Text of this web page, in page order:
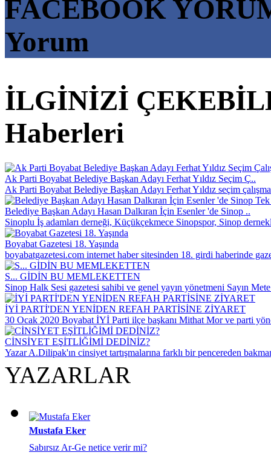
FACEBOOK
Yorum
İLGİNİZİ
Haberleri
Ak Parti Boyabat Belediye Başkan Adayı Ferhat Yıldız Seçim Ç..
Ak Parti Boyabat Belediye Başkan Adayı Ferhat Yıldız seçim
Belediye Başkan Adayı Hasan Dalkıran İçin Esenler 'de Sinop ..
Sinoplu İş adamları derneği, Küçükçekmece Sinopspor, Sinop
Boyabat Gazetesi 18. Yaşında
boyabatgazetesi.com internet haber sitesinden 18. girdi haberinde
S... GİDİN BU MEMLEKETTEN
Sinop Halk Sesi gazetesi sahibi ve genel yayın yönetmeni Sayın
İYİ PARTİ'DEN YENİDEN REFAH PARTİSİNE ZİYARET
30 Ocak 2020 Boyabat İYİ Parti ilçe başkanı Mithat Mor ve parti
CİNSİYET EŞİTLİĞİMİ DEDİNİZ?
Yazar A.Dilipak'ın cinsiyet tartışmalarına farklı bir pencereden
YAZARLAR
Mustafa Eker
Sabırsız Ar-Ge netice verir mi?